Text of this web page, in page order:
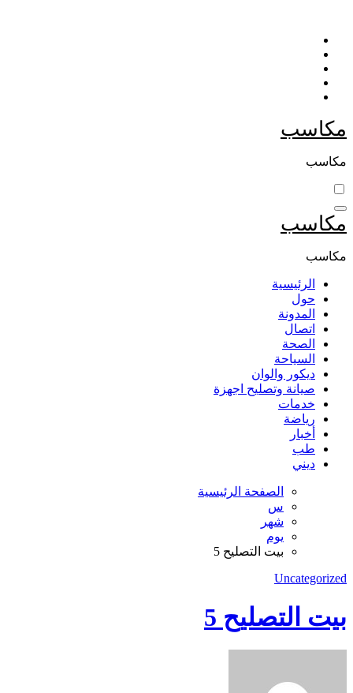
التجاوز
المحتوى
مكاسب
مكاسب
مكاسب
مكاسب
الرئيسية
حول
المدونة
اتصال
الصحة
السياحة
ديكور والوان
صيانة وتصليح اجهزة
خدمات
رياضة
أخبار
طب
ديني
الصفحة الرئيسية
س
شهر
يوم
بيت التصليح 5
Uncategorized
بيت التصليح 5